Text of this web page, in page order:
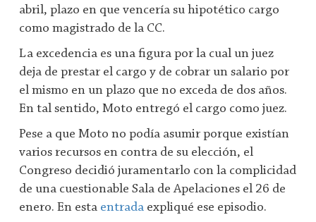
abril, plazo en que vencería su hipotético cargo
como magistrado de la CC.
La excedencia es una figura por la cual un juez
deja de prestar el cargo y de cobrar un salario por
el mismo en un plazo que no exceda de dos años.
En tal sentido, Moto entregó el cargo como juez.
Pese a que Moto no podía asumir porque existían
varios recursos en contra de su elección, el
Congreso decidió juramentarlo con la complicidad
de una cuestionable Sala de Apelaciones el 26 de
enero. En esta entrada expliqué ese episodio.